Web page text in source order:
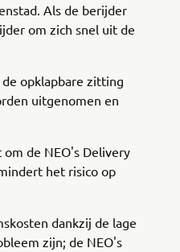
Als de berijder
om zich snel uit de
opklapbare zitting
uitgenomen en
de NEO's Delivery
het risico op
dankzij de lage
zijn; de NEO's